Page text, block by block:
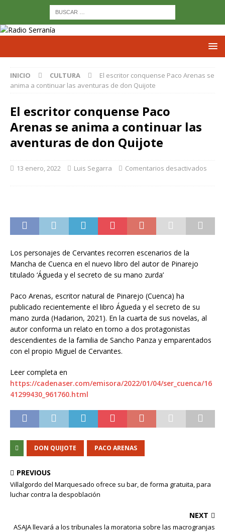
INICIO CULTURA
El escritor conquense Paco Arenas se
anima a continuar las aventuras de don Quijote
El escritor conquense Paco
Arenas se anima a continuar las
aventuras de don Quijote
13 enero, 2022 Luis Segarra Comentarios desactivados
Los personajes de Cervantes recorren escenarios de la
Mancha de Cuenca en el nuevo libro del autor de Pinarejo
titulado ‘Águeda y el secreto de su mano zurda’
Paco Arenas, escritor natural de Pinarejo (Cuenca) ha
publicado recientemente el libro Águeda y el secreto de su
mano zurda (Hadarion, 2021). En la cuarta de sus novelas, al
autor conforma un relato en torno a dos protagonistas
descendientes de la familia de Sancho Panza y emparentados
con el propio Miguel de Cervantes.
Leer completa en
https://cadenaser.com/emisora/2022/01/04/ser_cuenca/16
41299430_961760.html
DON QUIJOTE PACO ARENAS
PREVIOUS
Villalgordo del Marquesado ofrece su bar, de forma gratuita, para
luchar contra la despoblación
NEXT
ASAJA llevará a los tribunales la moratoria sobre las macrogranjas